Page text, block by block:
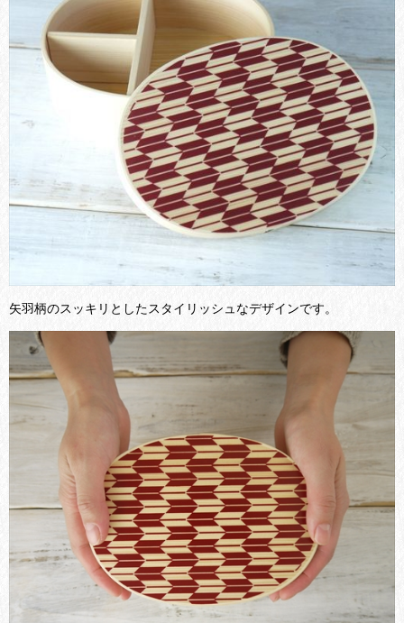
矢羽柄のスッキリとしたスタイリッシュなデザインです。